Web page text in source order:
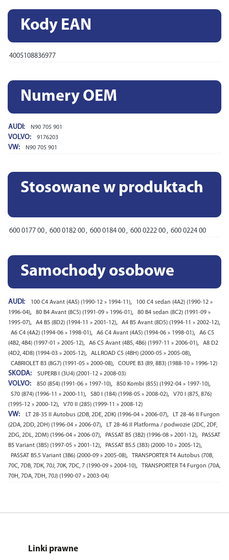
Kody EAN
4005108836977
Numery OEM
AUDI: N90 705 901
VOLVO: 9176203
VW: N90 705 901
Stosowane w produktach
600 0177 00 , 600 0182 00 , 600 0184 00 , 600 0222 00 , 600 0224 00
Samochody osobowe
AUDI: 100 C4 Avant (4A5) (1990-12 » 1994-11),
100 C4 sedan (4A2) (1990-12 »
1996-04), 80 B4 Avant (8C5) (1991-09 » 1996-01),
80 B4 sedan (8C2) (1991-09 »
1995-07), A4 B5 (8D2) (1994-11 » 2001-12), A4 B5 Avant (8D5) (1994-11 » 2002-12),
A6 C4 (4A2) (1994-06 » 1998-01), A6 C4 Avant (4A5) (1994-06 » 1998-01),
A6 C5
(4B2, 4B4) (1997-01 » 2005-12), A6 C5 Avant (4B5, 4B6) (1997-11 » 2006-01),
A8 D2
(4D2, 4D8) (1994-03 » 2005-12), ALLROAD C5 (4BH) (2000-05 » 2005-08),
CABRIOLET B3 (8G7) (1991-05 » 2000-08), COUPE B3 (89, 8B3) (1988-10 » 1996-12)
SKODA: SUPERB I (3U4) (2001-12 » 2008-03)
VOLVO: 850 (854) (1991-06 » 1997-10), 850 Kombi (855) (1992-04 » 1997-10),
S70 (874) (1996-11 » 2000-11), S80 I (184) (1998-05 » 2008-02),
V70 I (875, 876)
(1995-12 » 2000-12), V70 II (285) (1999-11 » 2008-12)
VW: LT 28-35 II Autobus (2DB, 2DE, 2DK) (1996-04 » 2006-07),
LT 28-46 II Furgon
(2DA, 2DD, 2DH) (1996-04 » 2006-07),
LT 28-46 II Platforma / podwozie (2DC, 2DF,
2DG, 2DL, 2DM) (1996-04 » 2006-07), PASSAT B5 (3B2) (1996-08 » 2001-12),
PASSAT
B5 Variant (3B5) (1997-05 » 2001-12), PASSAT B5.5 (3B3) (2000-10 » 2005-12),
PASSAT B5.5 Variant (3B6) (2000-09 » 2005-08),
TRANSPORTER T4 Autobus (70B,
70C, 7DB, 7DK, 70J, 70K, 7DC, 7 (1990-09 » 2004-10),
TRANSPORTER T4 Furgon (70A,
70H, 7DA, 7DH, 70J) (1990-07 » 2003-04)
Linki prawne